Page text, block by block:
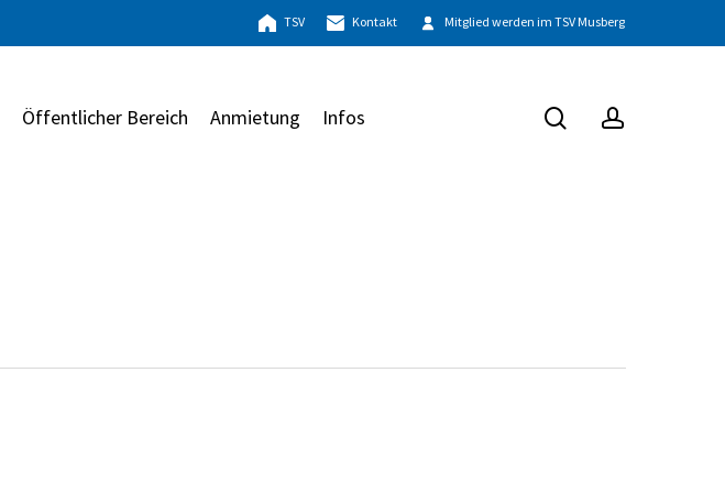
TSV Kontakt Mitglied werden im TSV Musberg
Öffentlicher Bereich Anmietung Infos searchaccount